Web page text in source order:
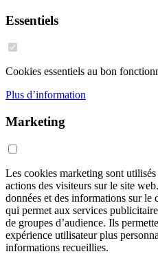
Essentiels
Cookies essentiels au bon
Plus d’information
Marketing
Les cookies marketing sont
actions des visiteurs sur le site
données et des informations sur le
qui permet aux services
de groupes d’audience. Ils
expérience utilisateur plus
informations recueillies.